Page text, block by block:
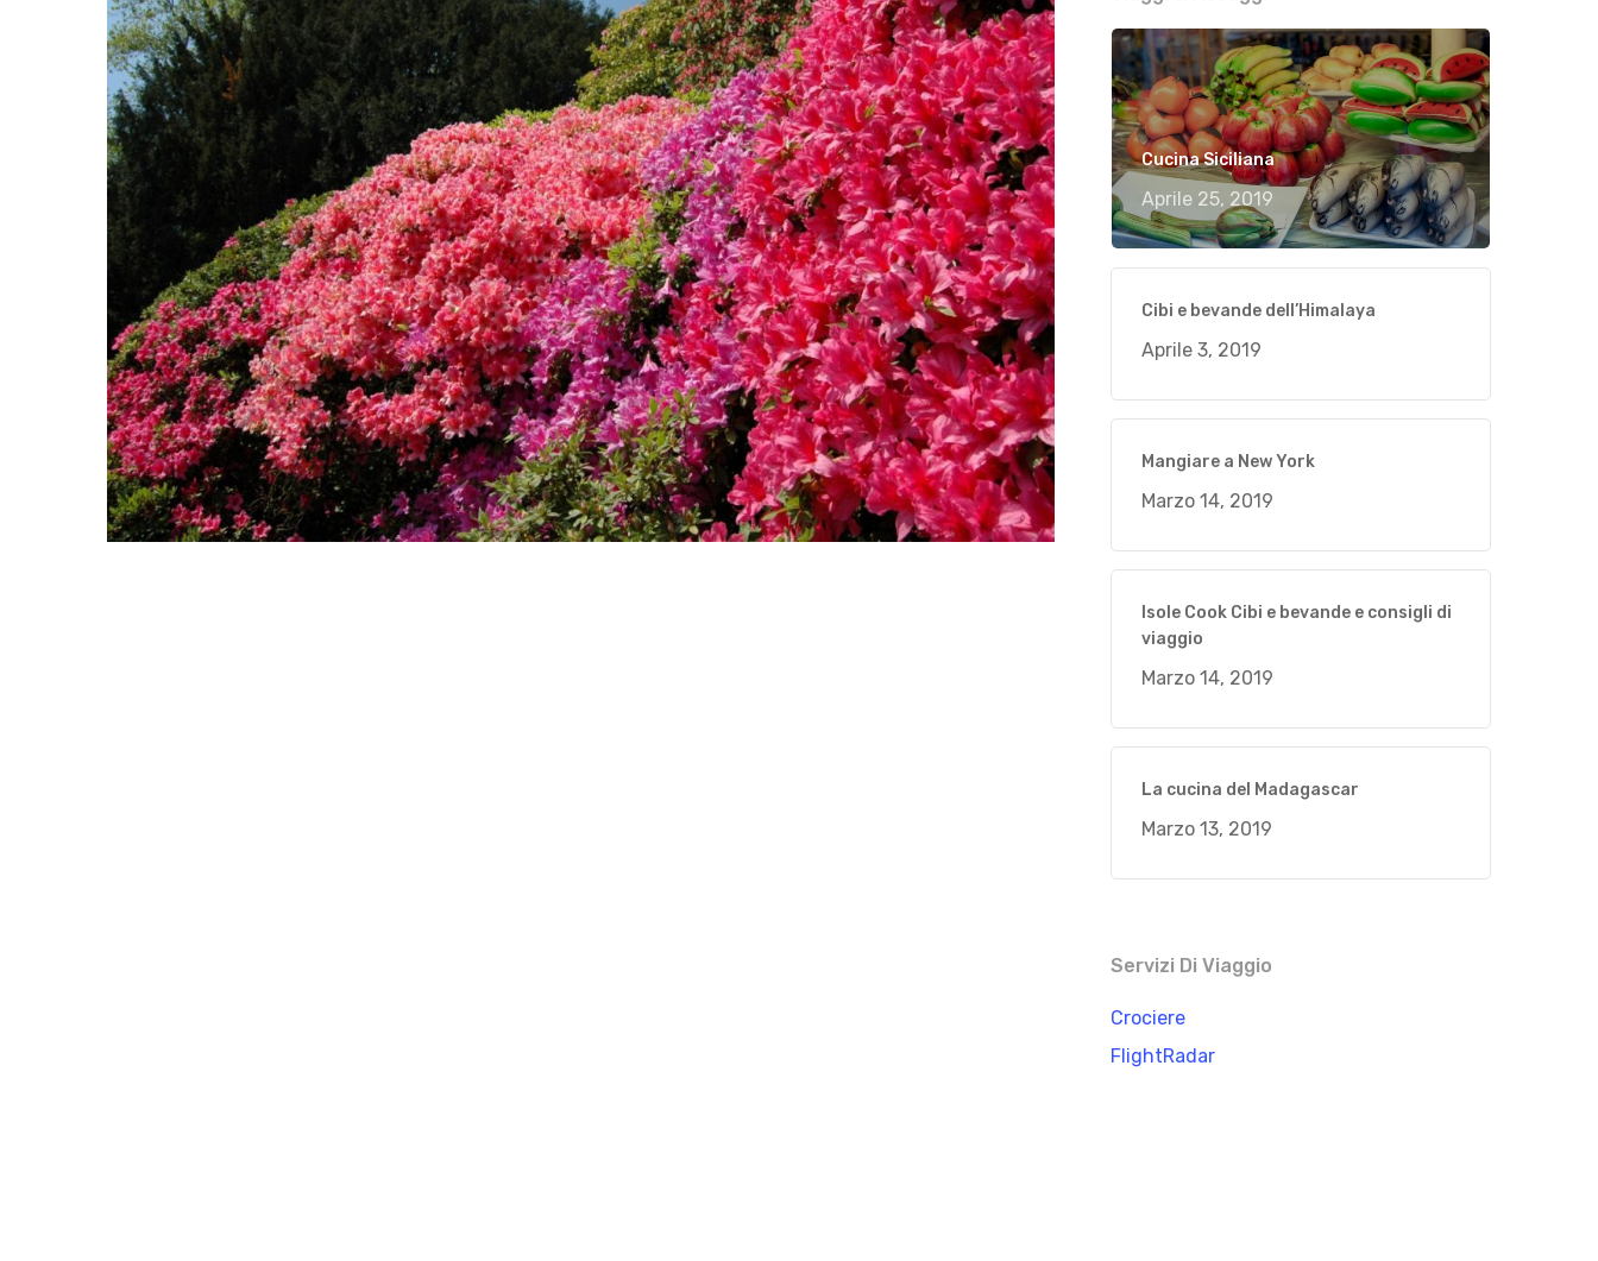
Hit enter to search or ESC to close
Cucina Siciliana
Aprile 25, 2019
Cibi e bevande dell’Himalaya
Aprile 3, 2019
Mangiare a New York
Marzo 14, 2019
Isole Cook Cibi e bevande e consigli di
viaggio
Marzo 14, 2019
La cucina del Madagascar
Marzo 13, 2019
Servizi Di Viaggio
Crociere
FlightRadar